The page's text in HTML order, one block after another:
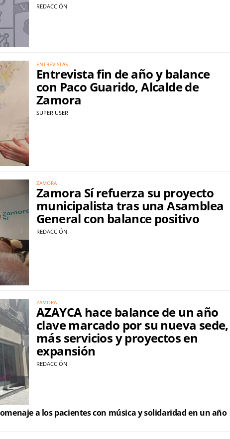
REDACCIÓN
ENTREVISTAS
Entrevista fin de año y balance
con Paco Guarido, Alcalde de
Zamora
SUPER USER
ZAMORA
Zamora Sí refuerza su proyecto
municipalista tras una Asamblea
General con balance positivo
REDACCIÓN
ZAMORA
AZAYCA hace balance de un año
clave marcado por su nueva sede,
más servicios y proyectos en
expansión
REDACCIÓN
a los pacientes con música y solidaridad en un año